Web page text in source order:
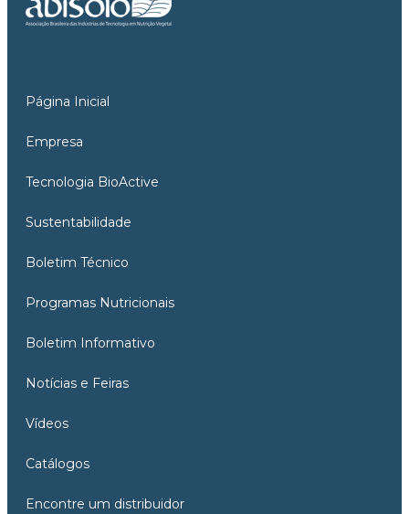
Página Inicial
Empresa
Tecnologia BioActive
Sustentabilidade
Boletim Técnico
Programas Nutricionais
Boletim Informativo
Notícias e Feiras
Vídeos
Catálogos
Encontre um distribuidor